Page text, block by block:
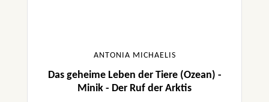
ANTONIA MICHAELIS
Das geheime Leben der Tiere (Ozean) -
Minik - Der Ruf der Arktis